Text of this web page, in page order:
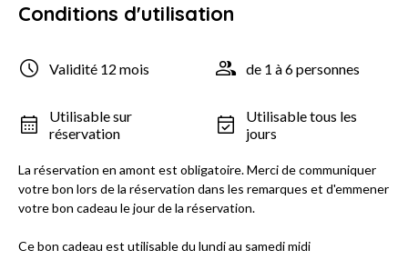
Conditions d'utilisation
Validité 12 mois de 1 à 6 personnes
Utilisable sur
réservation
Utilisable tous les
jours
La réservation en amont est obligatoire. Merci de communiquer
votre bon lors de la réservation dans les remarques et d'emmener
votre bon cadeau le jour de la réservation.
Ce bon cadeau est utilisable du lundi au samedi midi